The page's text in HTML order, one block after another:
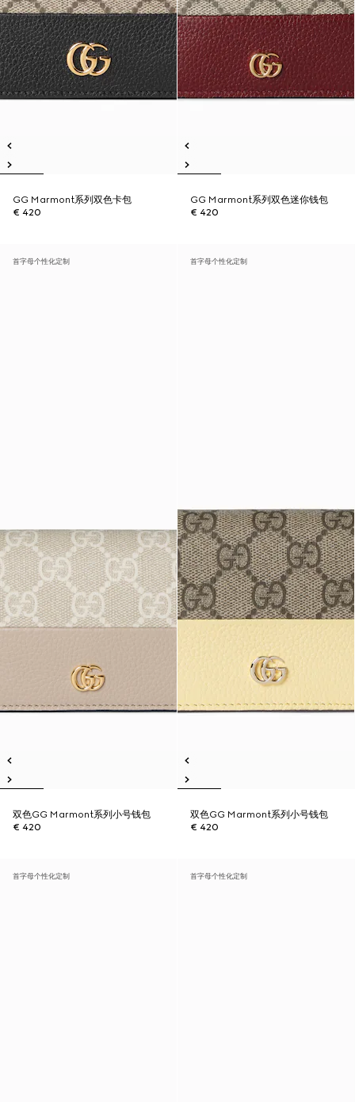
GG Marmont系列双色卡包
€ 420
GG Marmont系列双色迷你钱包
€ 420
首字母个性化定制
双色GG Marmont系列小号钱包
€ 420
首字母个性化定制
双色GG Marmont系列小号钱包
€ 420
首字母个性化定制 首字母个性化定制